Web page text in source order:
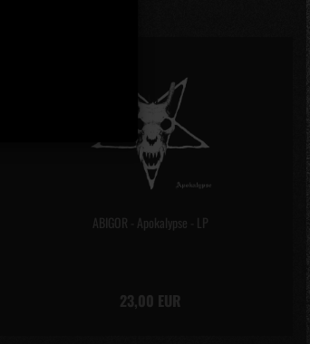
ABIGOR - Apokalypse - LP
23,00 EUR